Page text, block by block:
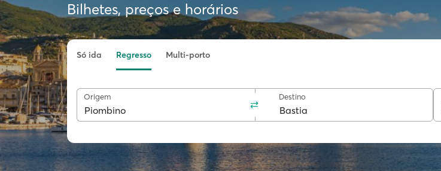
Bilhetes, preços e horários
Só ida Regresso Multi-porto
Origem Destino